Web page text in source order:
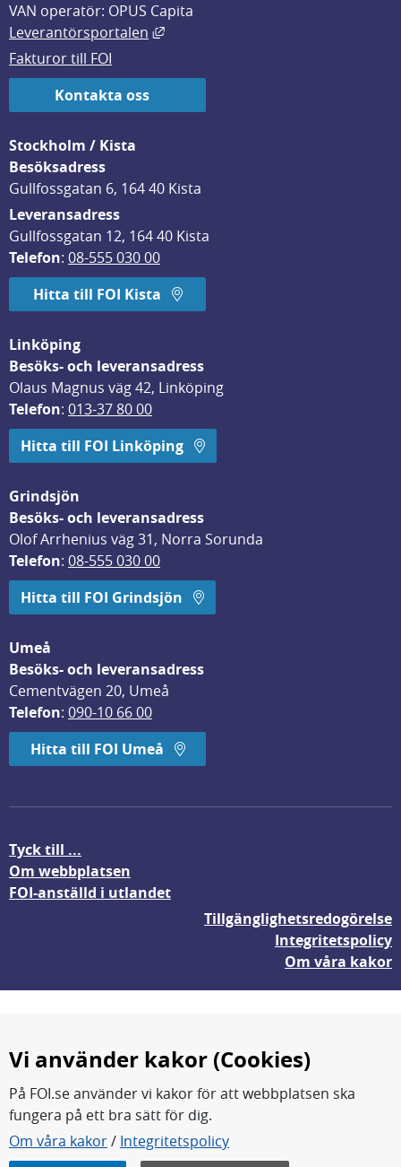
VAN operatör: OPUS Capita
Leverantörsportalen
Länk till annan webbplats, öppnas
Fakturor till FOI
Kontakta oss
Stockholm / Kista
Besöksadress
Gullfossgatan 6, 164 40 Kista
Leveransadress
Gullfossgatan 12, 164 40 Kista
Telefon: 08-555 030 00
Hitta till FOI Kista
Linköping
Besöks- och leveransadress
Olaus Magnus väg 42, Linköping
Telefon: 013-37 80 00
Hitta till FOI Linköping
Grindsjön
Besöks- och leveransadress
Olof Arrhenius väg 31, Norra Sorunda
Telefon: 08-555 030 00
Hitta till FOI Grindsjön
Umeå
Besöks- och leveransadress
Cementvägen 20, Umeå
Telefon: 090-10 66 00
Hitta till FOI Umeå
Tyck till ...
Om webbplatsen
FOI-anställd i utlandet
Tillgänglighetsredogörelse
Integritetspolicy
Om våra kakor
FOI forskar för en säkrare värld.
FOI:s kärnverksamhet är forskning, metod- och
Vi använder kakor (Cookies)
På FOI.se använder vi kakor för att webbplatsen ska
fungera på ett bra sätt för dig.
Om våra kakor/ Integritetspolicy